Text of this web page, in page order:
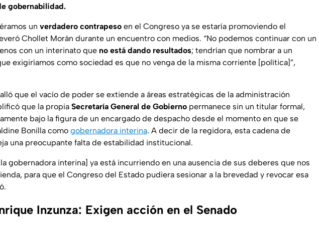
gobernabilidad.
un verdadero contrapeso en el Congreso ya se estaría promoviendo el
Chollet Morán durante un encuentro con medios. “No podemos continuar con un
con un interinato que no está dando resultados; tendrían que nombrar a un
exigiríamos como sociedad es que no venga de la misma corriente [política]”,
que el vacío de poder se extiende a áreas estratégicas de la administración
que la propia Secretaría General de Gobierno permanece sin un titular formal,
bajo la figura de un encargado de despacho desde el momento en que se
Bonilla como gobernadora interina. A decir de la regidora, esta cadena de
una preocupante falta de estabilidad institucional.
gobernadora interina] ya está incurriendo en una ausencia de sus deberes que nos
para que el Congreso del Estado pudiera sesionar a la brevedad y revocar esa
Inzunza: Exigen acción en el Senado